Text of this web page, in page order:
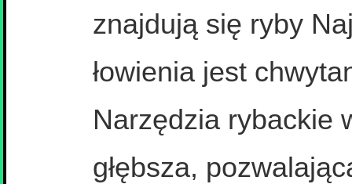
znajdują się ryby
łowienia jest
Narzędzia rybackie
głębsza,